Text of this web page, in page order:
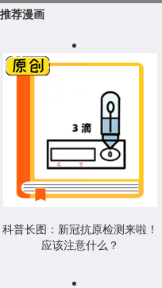
推荐漫画
科普长图：新冠抗原检测来啦！
应该注意什么？